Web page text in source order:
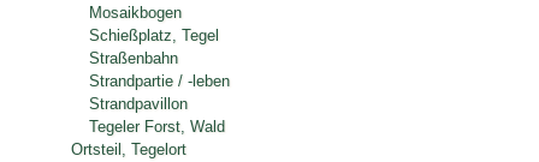
Mosaikbogen
Schießplatz, Tegel
Straßenbahn
Strandpartie / -leben
Strandpavillon
Tegeler Forst, Wald
Ortsteil, Tegelort